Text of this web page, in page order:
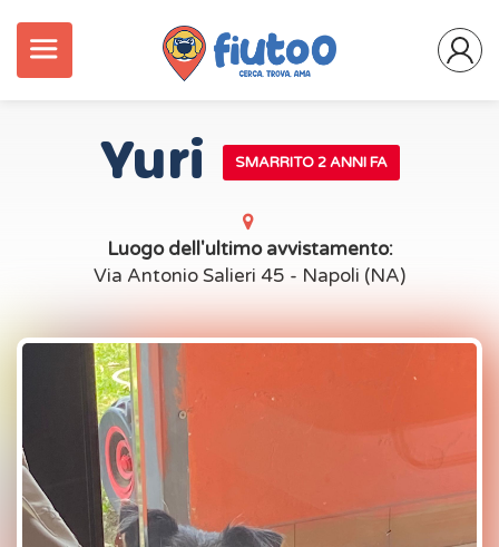
Yuri SMARRITO 2 ANNI FA
Luogo dell'ultimo avvistamento:
Via Antonio Salieri 45 - Napoli (NA)